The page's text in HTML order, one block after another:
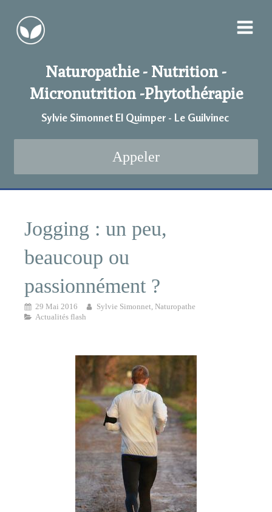
Naturopathie - Nutrition -
Micronutrition -Phytothérapie
Sylvie Simonnet EI Quimper - Le Guilvinec
Appeler
Jogging : un peu,
beaucoup ou
passionnément ?
29 Mai 2016
Sylvie Simonnet, Naturopathe
Actualités flash